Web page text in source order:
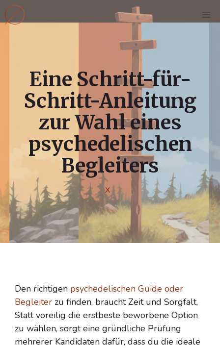
Zum
Inhalt
Eine Schritt-für-
Schritt-Anleitung
zur Wahl eines
psychedelischen
Begleiters
X
Den richtigen psychedelischen Guide oder
Begleiter zu finden, braucht Zeit und Sorgfalt.
Statt voreilig die erstbeste beworbene Option
zu wählen, sorgt eine gründliche Prüfung
mehrerer Kandidaten dafür, dass du die ideale